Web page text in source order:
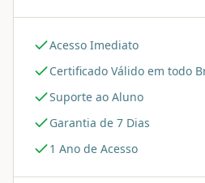
Acesso Imediato
Certificado Válido em todo
Suporte ao Aluno
Garantia de 7 Dias
1 Ano de Acesso